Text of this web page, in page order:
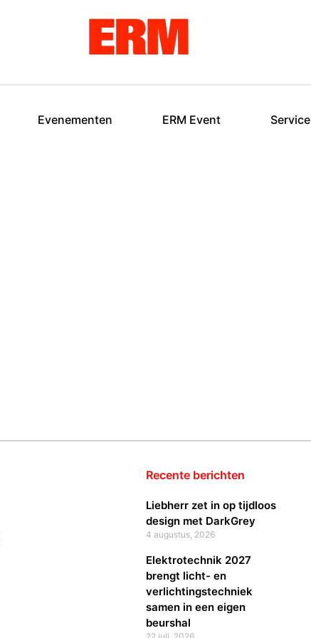
Evenementen ERM Event Service
Recente berichten
Liebherr zet in op tijdloos
design met DarkGrey
4 augustus, 2026
Elektrotechnik 2027
brengt licht- en
verlichtingstechniek
samen in een eigen
beurshal